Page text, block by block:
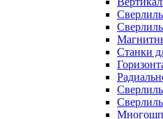
Станки